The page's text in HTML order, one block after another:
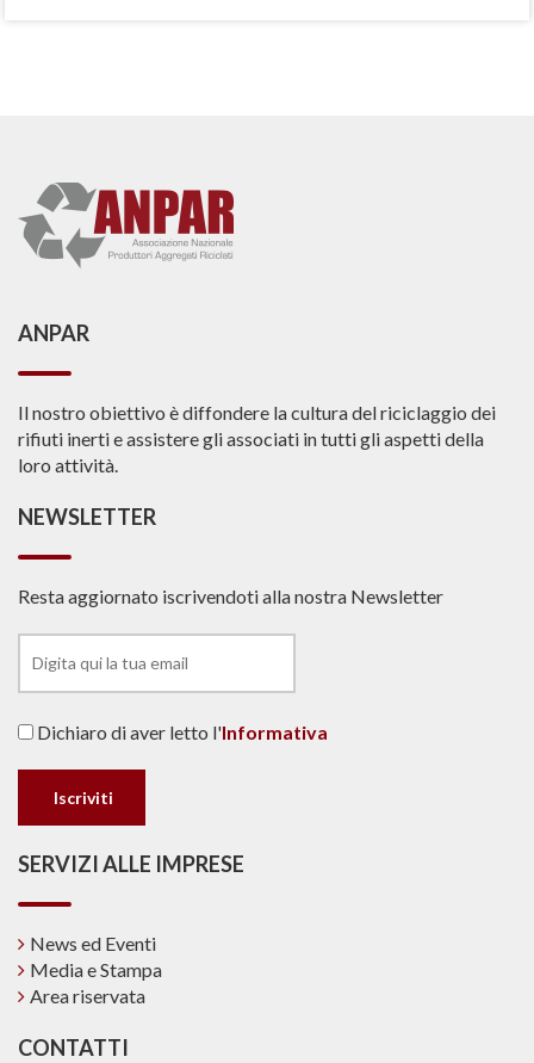
ANPAR
Il nostro obiettivo è diffondere la cultura del riciclaggio dei
rifiuti inerti e assistere gli associati in tutti gli aspetti della
loro attività.
NEWSLETTER
Resta aggiornato iscrivendoti alla nostra Newsletter
Dichiaro di aver letto l'Informativa
SERVIZI ALLE IMPRESE
News ed Eventi
Media e Stampa
Area riservata
CONTATTI